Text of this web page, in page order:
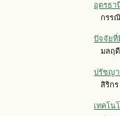
อุดรธา
กรร
ปัจจัยที่
มลฤ
ปรัชญา
สิริก
เทคโน